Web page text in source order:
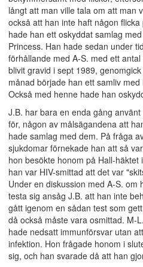
långt att man ville tala om att man
också att han inte haft någon
hade han ett oskyddat samlag
Princess. Han hade sedan under
förhållande med A-S. med ett
blivit gravid i sept 1989,
månad började han ett samliv
Också med henne hade han
J.B. har bara en enda gång
för, någon av målsägandena att
hade samlag med dem. På fråga
sjukdomar förnekade han att så
hon besökte honom på Hall-
han var HIV-smittad att det var
Under en diskussion med A-S. om
testa sig ansåg J.B. att han inte
gått igenom en sådan test som
då också måste vara osmittad. M-
hade nedsatt immunförsvar utan
infektion. Hon frågade honom i
sig, och han svarade då att han